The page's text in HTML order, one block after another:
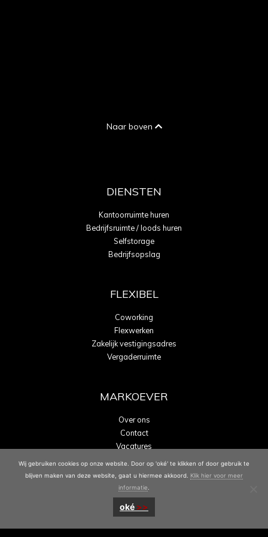
Naar boven
DIENSTEN
Kantoorruimte huren
Bedrijfsruimte / loods huren
Selfstorage
Bedrijfsopslag
FLEXIBEL
Coworking
Flexwerken
Zakelijk vestigingsadres
Vergaderruimte
MARKOEVER
Over ons
Contact
Vacatures
Energielabel A
Wij gebruiken cookies op onze website. Door op 'oké' te klikken of door gebruik te
blijven maken van deze website, gaat u hiermee akkoord. Klik hier voor meer
informatie
oké